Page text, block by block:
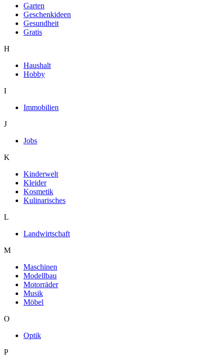
Garten
Geschenkideen
Gesundheit
Gratis
H
Haushalt
Hobby
I
Immobilien
J
Jobs
K
Kinderwelt
Kleider
Kosmetik
Kulinarisches
L
Landwirtschaft
M
Maschinen
Modellbau
Motorräder
Musik
Möbel
O
Optik
P